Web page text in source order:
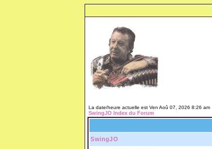
La date/heure actuelle est Ven Aoû 07, 2026 8:26 am
SwingJO Index du Forum
SwingJO